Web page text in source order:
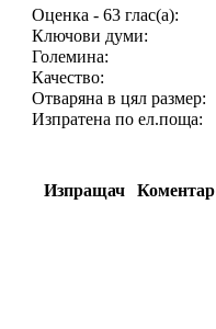
Оценка - 63 глас(а):
Ключови думи:
Големина:
Качество:
Отваряна в цял размер:
Изпратена по ел.поща:
Изпращач Коментар